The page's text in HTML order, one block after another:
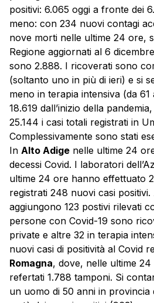
positivi: 6.065 oggi a fronte dei
meno: con 234 nuovi contagi
nove morti nelle ultime 24 ore,
Regione aggiornati al 6
sono 2.888. I ricoverati sono
(soltanto uno in più di ieri) e si
meno in terapia intensiva (da
18.619 dall’inizio della
25.144 i casi totali registrati in
Complessivamente sono stati
In Alto Adige nelle ultime 24
decessi Covid. I laboratori
ultime 24 ore hanno effettuato
registrati 248 nuovi casi positivi.
aggiungono 123 postivi rilevati
persone con Covid-19 sono
private e altre 32 in terapia
nuovi casi di positività al Covid
Romagna, dove, nelle ultime
refertati 1.788 tamponi. Si
un uomo di 50 anni in provincia